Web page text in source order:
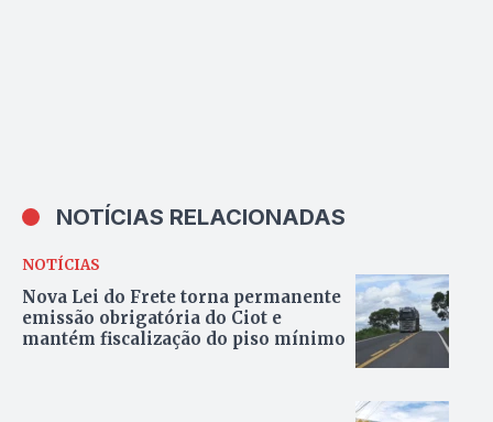
NOTÍCIAS RELACIONADAS
NOTÍCIAS
Nova Lei do Frete torna permanente
emissão obrigatória do Ciot e
mantém fiscalização do piso mínimo